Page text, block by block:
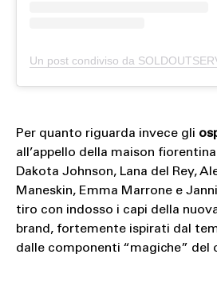
Per quanto riguarda invece gli
all’appello della maison
Dakota Johnson, Lana del Rey,
Maneskin, Emma Marrone e
tiro con indosso i capi della
brand, fortemente ispirati dal
dalle componenti “magiche” del